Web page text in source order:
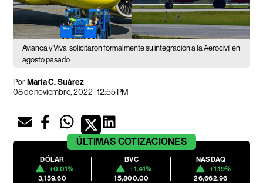
Avianca y Viva solicitaron formalmente su integración a la Aerocivil en
agosto pasado
PorMaría C. Suárez
08 de noviembre, 2022 | 12:55 PM
ÚLTIMAS COTIZACIONES
DÓLAR
+0.01%
3,159.60
BVC
+1.41%
15,800.00
NASDAQ
+1.19%
26,662.96